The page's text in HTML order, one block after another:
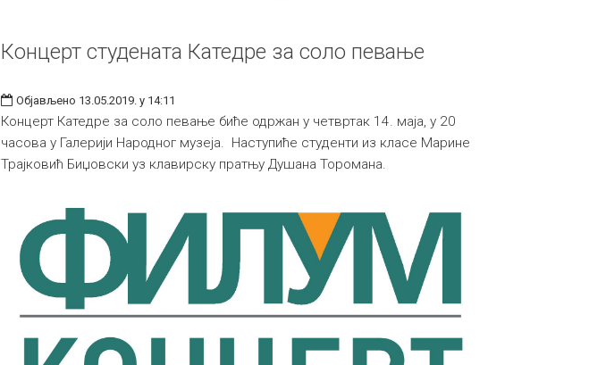
Концерт студената Катедре за соло певање
Објављено 13.05.2019. у 14:11
Концерт Катедре за соло певање биће одржан у четвртак 14. маја, у 20
часова у Галерији Народног музеја. Наступиће студенти из класе Марине
Трајковић Биџовски уз клавирску пратњу Душана Торомана.